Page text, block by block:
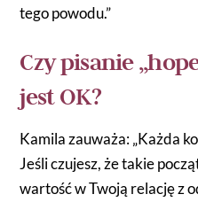
tego powodu.”
Czy pisanie
jest OK?
Kamila zauważa: „Każda
Jeśli czujesz, że takie
wartość w Twoją relację z